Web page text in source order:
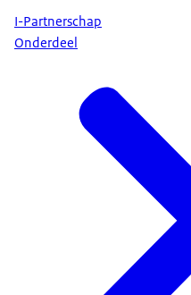
I-Partnerschap
Onderdeel